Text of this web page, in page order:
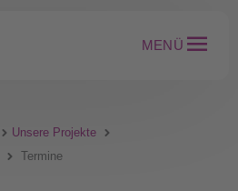
MENÜ
Unsere Projekte
Termine